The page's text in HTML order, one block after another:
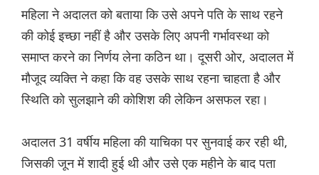
महिला ने अदालत को बताया कि उसे अपने पति के साथ रहने
की कोई इच्छा नहीं है और उसके लिए अपनी गर्भावस्था को
समाप्त करने का निर्णय लेना कठिन था। दूसरी ओर, अदालत में
मौजूद व्यक्ति ने कहा कि वह उसके साथ रहना चाहता है और
स्थिति को सुलझाने की कोशिश की लेकिन असफल रहा।
अदालत 31 वर्षीय महिला की याचिका पर सुनवाई कर रही थी,
जिसकी जून में शादी हुई थी और उसे एक महीने के बाद पता